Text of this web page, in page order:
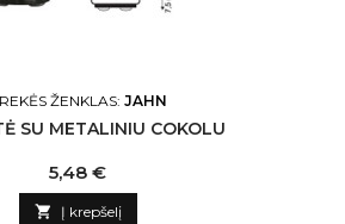
ŽENKLAS: JAHN
SU METALINIU COKOLU
Kaina
5,48 €
 Į krepšelį